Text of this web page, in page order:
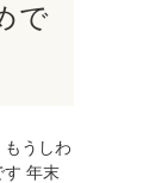
で
うしわ
す 年末